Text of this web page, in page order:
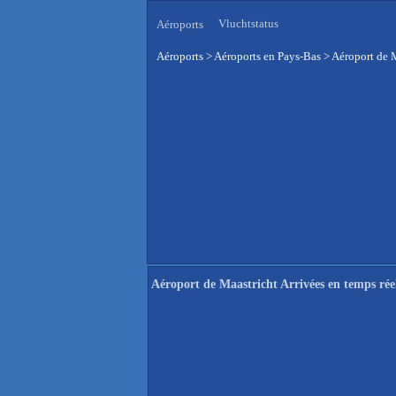
Aéroports Vluchtstatus
Aéroports >Aéroports en Pays-Bas >Aéroport de
Aéroport de Maastricht Arrivées en temps